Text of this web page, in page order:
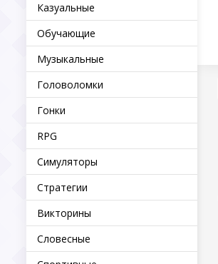
Казуальные
Обучающие
Музыкальные
Головоломки
Гонки
RPG
Симуляторы
Стратегии
Викторины
Словесные